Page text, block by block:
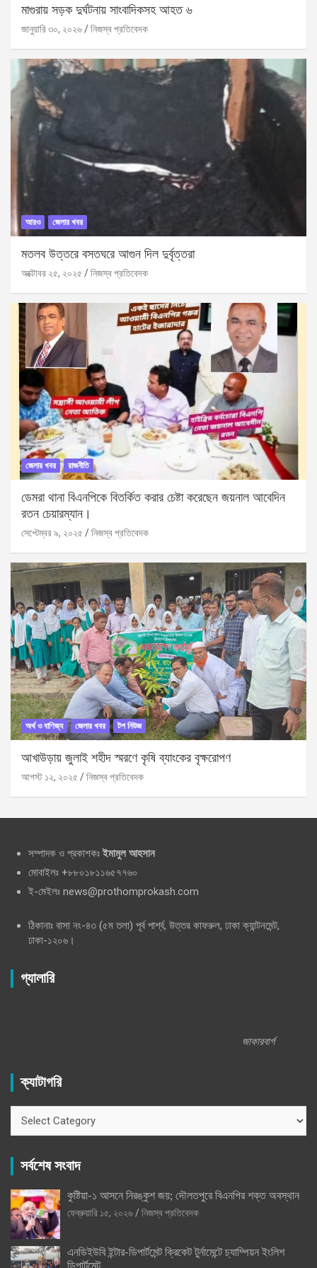
মাগুরায় সড়ক দুর্ঘটনায় সাংবাদিকসহ আহত ৬
জানুয়ারি ৩০, ২০২৬ নিজস্ব প্রতিবেদক
আরও জেলার খবর
মতলব উত্তরে বসতঘরে আগুন দিল দুর্বৃত্তরা
অক্টোবর ২৫, ২০২৫ নিজস্ব প্রতিবেদক
জেলার খবর রাজনীতি
ডেমরা থানা বিএনপিকে বিতর্কিত করার চেষ্টা করেছেন জয়নাল আবেদিন
রতন চেয়ারম্যান।
সেপ্টেম্বর ৯, ২০২৫ নিজস্ব প্রতিবেদক
অর্থ ও বাণিজ্য জেলার খবর টপ নিউজ
আখাউড়ায় জুলাই শহীদ স্মরণে কৃষি ব্যাংকের বৃক্ষরোপণ
আগস্ট ১২, ২০২৫ নিজস্ব প্রতিবেদক
সম্পাদক ও প্রকাশকঃ ইমামুল আহসান
মোবাইলঃ +৮৮০১৮১১৬৫৭৭৬০
ই-মেইলঃ news@prothomprokash.com
ঠিকানাঃ বাসা নং-৪৩ (৫ম তলা) পূর্ব পার্শ্ব, উত্তর কাফরুল, ঢাকা ক্যান্টনমেন্ট,
ঢাকা-১২০৬।
গ্যালারি
জাকারবার্গ
ক্যাটাগরি
সর্বশেষ সংবাদ
কুষ্টিয়া-১ আসনে নিরঙ্কুশ জয়; দৌলতপুরে বিএনপির শক্ত অবস্থান
ফেব্রুয়ারি ১৫, ২০২৬
নিজস্ব প্রতিবেদক
এনডিইউবি ইন্টার-ডিপার্টমেন্ট ক্রিকেট টুর্নামেন্টে চ্যাম্পিয়ন ইংলিশ